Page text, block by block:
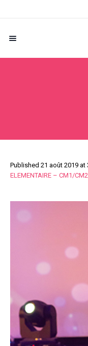
Published 21 août 2019 at
ELEMENTAIRE – CM1/